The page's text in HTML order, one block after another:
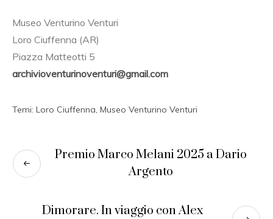
Museo Venturino Venturi
Loro Ciuffenna (AR)
Piazza Matteotti 5
archivioventurinoventuri@gmail.com
Temi: Loro Ciuffenna, Museo Venturino Venturi
Premio Marco Melani 2025 a Dario
Argento
Dimorare. In viaggio con Alex